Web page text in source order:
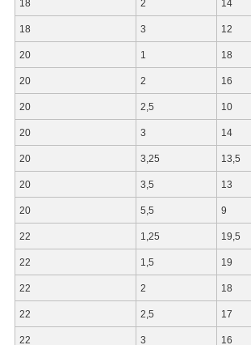
18 2 14
18 3 12
20 1 18
20 2 16
20 2,5 10
20 3 14
20 3,25 13,5
20 3,5 13
20 5,5 9
22 1,25 19,5
22 1,5 19
22 2 18
22 2,5 17
22 3 16